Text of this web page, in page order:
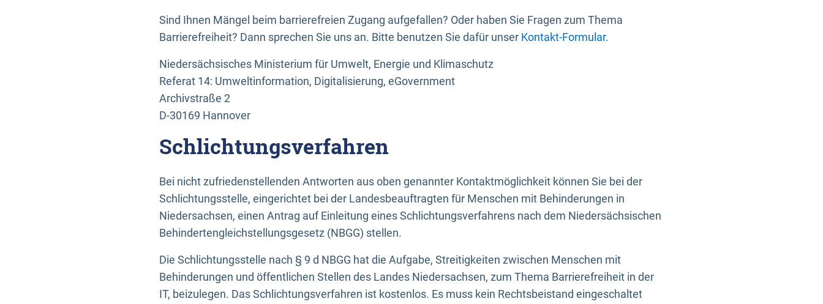
Sind Ihnen Mängel beim barrierefreien Zugang aufgefallen? Oder haben Sie Fragen zum Thema
Barrierefreiheit? Dann sprechen Sie uns an. Bitte benutzen Sie dafür unser Kontakt-Formular.
Niedersächsisches Ministerium für Umwelt, Energie und Klimaschutz
Referat 14: Umweltinformation, Digitalisierung, eGovernment
Archivstraße 2
D-30169 Hannover
Schlichtungsverfahren
Bei nicht zufriedenstellenden Antworten aus oben genannter Kontaktmöglichkeit können Sie bei der
Schlichtungsstelle, eingerichtet bei der Landesbeauftragten für Menschen mit Behinderungen in
Niedersachsen, einen Antrag auf Einleitung eines Schlichtungsverfahrens nach dem Niedersächsischen
Behindertengleichstellungsgesetz (NBGG) stellen.
Die Schlichtungsstelle nach § 9 d NBGG hat die Aufgabe, Streitigkeiten zwischen Menschen mit
Behinderungen und öffentlichen Stellen des Landes Niedersachsen, zum Thema Barrierefreiheit in der
IT, beizulegen. Das Schlichtungsverfahren ist kostenlos. Es muss kein Rechtsbeistand eingeschaltet